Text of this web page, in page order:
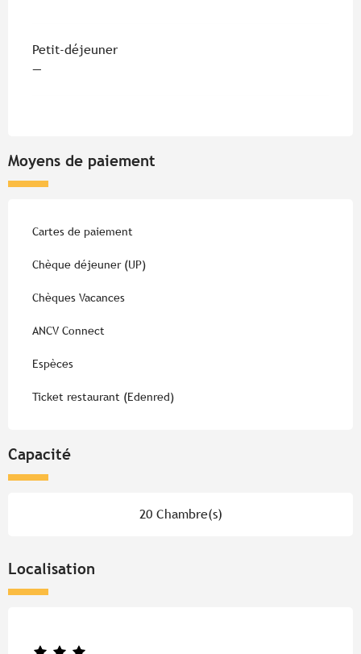
Petit-déjeuner
—
Moyens de paiement
Cartes de paiement
Chèque déjeuner (UP)
Chèques Vacances
ANCV Connect
Espèces
Ticket restaurant (Edenred)
Capacité
20 Chambre(s)
Localisation